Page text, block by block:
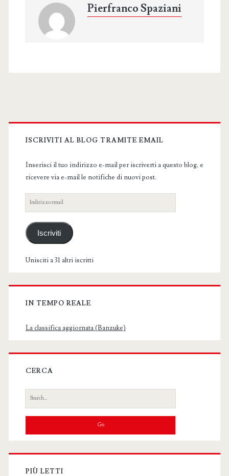
Pierfranco Spaziani
Primary
Sidebar
ISCRIVITI AL BLOG TRAMITE EMAIL
Inserisci il tuo indirizzo e-mail per iscriverti a questo blog, e
ricevere via e-mail le notifiche di nuovi post.
Indirizzo
email
Iscriviti
Unisciti a 31 altri iscritti
IN TEMPO REALE
La classifica aggiornata (Banzuke)
CERCA
Search
for:
PIÙ LETTI